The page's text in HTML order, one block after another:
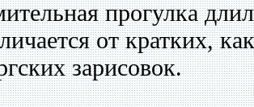
прогулка
от кратких,
зарисовок.